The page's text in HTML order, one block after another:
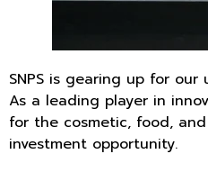
SNPS is gearing up for our
As a leading player in
for the cosmetic, food,
investment opportunity.